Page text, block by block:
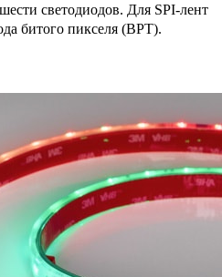
светодиодов. Для SPI-лент
битого пикселя (BPT).